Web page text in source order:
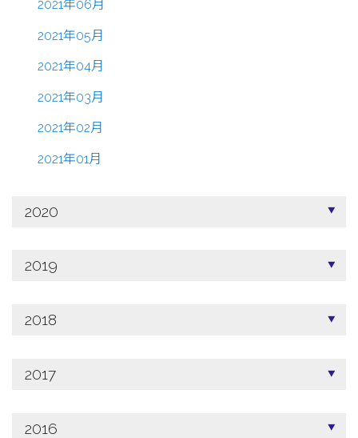
2021年06月
2021年05月
2021年04月
2021年03月
2021年02月
2021年01月
2020
2019
2018
2017
2016